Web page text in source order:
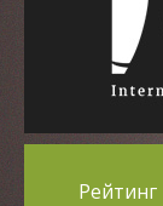
Рейтинг